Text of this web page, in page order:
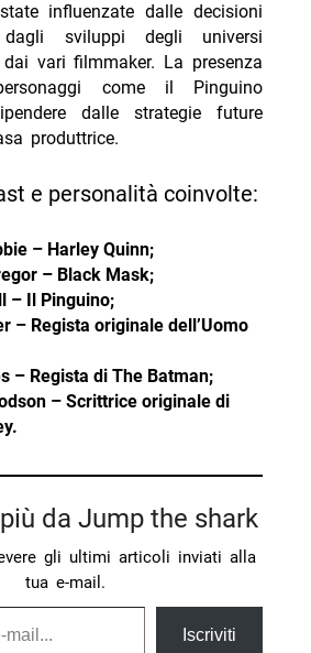
influenzate dalle decisioni
sviluppi degli universi
vari filmmaker. La presenza
come il Pinguino
dalle strategie future
produttrice.
e personalità coinvolte:
– Harley Quinn;
– Black Mask;
– Il Pinguino;
– Regista originale dell’Uomo
– Regista di The Batman;
– Scrittrice originale di
più da Jump the shark
gli ultimi articoli inviati alla
tua e-mail.
Iscriviti